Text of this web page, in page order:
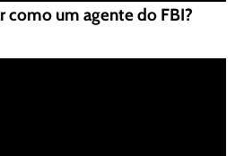
como um agente do FBI?